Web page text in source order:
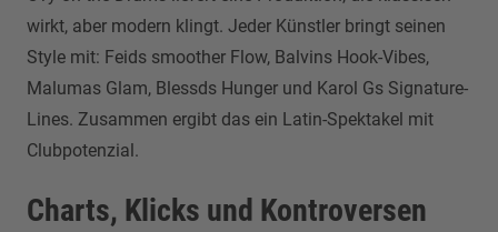
wirkt, aber modern klingt. Jeder Künstler bringt seinen
Style mit: Feids smoother Flow, Balvins Hook-Vibes,
Malumas Glam, Blessds Hunger und Karol Gs Signature-
Lines. Zusammen ergibt das ein Latin-Spektakel mit
Clubpotenzial.
Charts, Klicks und Kontroversen